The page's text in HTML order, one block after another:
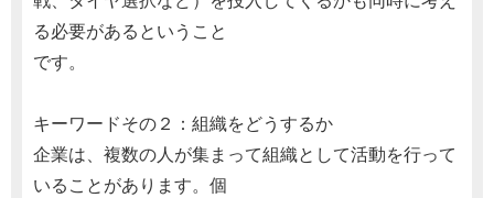
る必要があるということ
です。
キーワードその２：組織をどうするか
企業は、複数の人が集まって組織として活動を行って
いることがあります。個